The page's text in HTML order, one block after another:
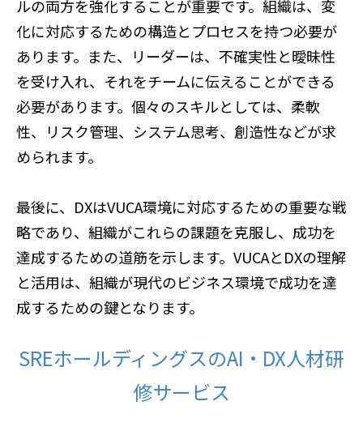
ルの両方を強化することが重要です。組織は、変
化に対応するための構造とプロセスを持つ必要が
あります。また、リーダーは、不確実性と曖昧性
を受け入れ、それをチームに伝えることができる
必要があります。個々のスキルとしては、柔軟
性、リスク管理、システム思考、創造性などが求
められます。
最後に、DXはVUCA環境に対応するための重要な戦
略であり、組織がこれらの課題を克服し、成功を
達成するための道筋を示します。VUCAとDXの理解
と活用は、組織が現代のビジネス環境で成功を達
成するための鍵となります。
SREホールディングスのAI・DX人材研
修サービス